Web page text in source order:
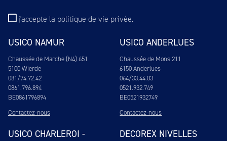
j'accepte la politique de vie privée.
USICO NAMUR
Chaussée de Marche (N4) 651
5100 Wierde
081/74.72.42
0861.796.894
BE0861796894
Contactez-nous
USICO ANDERLUES
Chaussée de Mons 211
6150 Anderlues
064/33.44.03
0521.932.749
BE0521932749
Contactez-nous
USICO CHARLEROI -
DECOREX NIVELLES